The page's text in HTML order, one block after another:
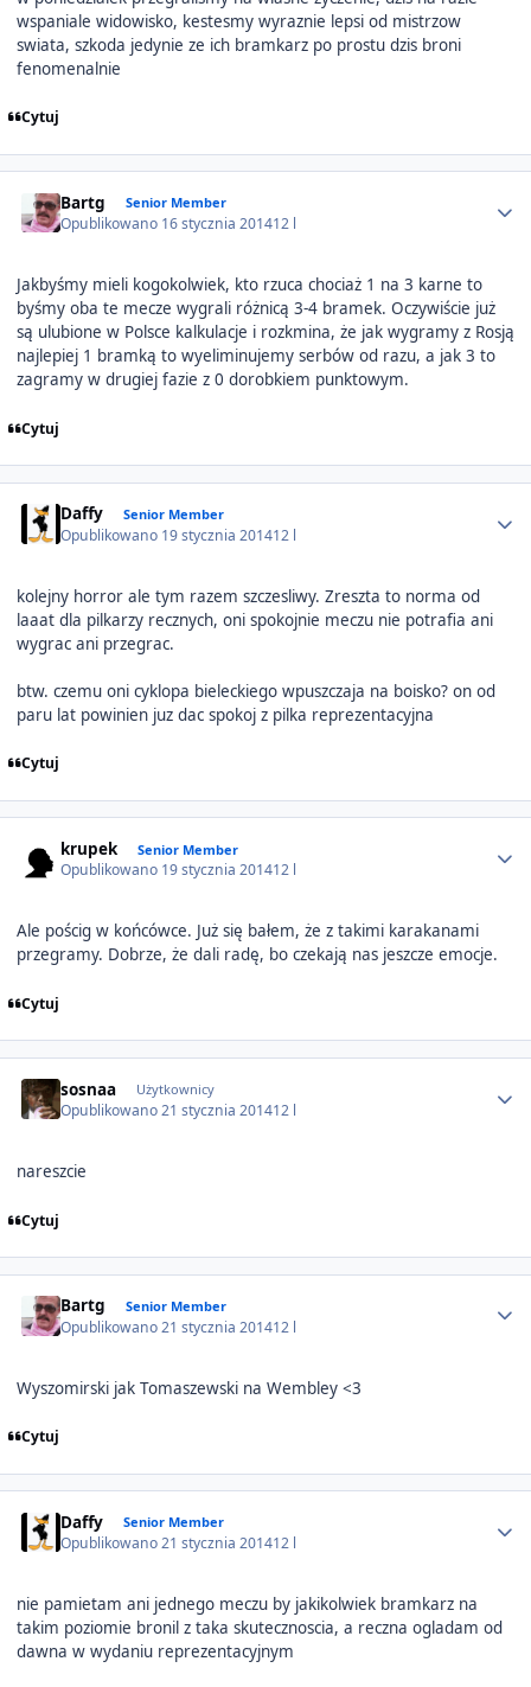
wspaniale widowisko, kestesmy wyraznie lepsi od mistrzow
swiata, szkoda jedynie ze ich bramkarz po prostu dzis broni
fenomenalnie
Cytuj
Bartg Senior Member
Opublikowano 16 stycznia 201412 l
Jakbyśmy mieli kogokolwiek, kto rzuca chociaż 1 na 3 karne to
byśmy oba te mecze wygrali różnicą 3-4 bramek. Oczywiście już
są ulubione w Polsce kalkulacje i rozkmina, że jak wygramy z Rosją
najlepiej 1 bramką to wyeliminujemy serbów od razu, a jak 3 to
zagramy w drugiej fazie z 0 dorobkiem punktowym.
Cytuj
Daffy Senior Member
Opublikowano 19 stycznia 201412 l
kolejny horror ale tym razem szczesliwy. Zreszta to norma od
laaat dla pilkarzy recznych, oni spokojnie meczu nie potrafia ani
wygrac ani przegrac.
btw. czemu oni cyklopa bieleckiego wpuszczaja na boisko? on od
paru lat powinien juz dac spokoj z pilka reprezentacyjna
Cytuj
krupek Senior Member
Opublikowano 19 stycznia 201412 l
Ale pościg w końcówce. Już się bałem, że z takimi karakanami
przegramy. Dobrze, że dali radę, bo czekają nas jeszcze emocje.
Cytuj
sosnaa Użytkownicy
Opublikowano21 stycznia 201412 l
nareszcie
Cytuj
Bartg Senior Member
Opublikowano21 stycznia 201412 l
Wyszomirski jak Tomaszewski na Wembley <3
Cytuj
Daffy Senior Member
Opublikowano21 stycznia 201412 l
nie pamietam ani jednego meczu by jakikolwiek bramkarz na
takim poziomie bronil z taka skutecznoscia, a reczna ogladam od
dawna w wydaniu reprezentacyjnym